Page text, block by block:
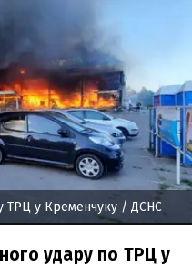
ТРЦ у Кременчуку / ДСНС
удару по ТРЦ у